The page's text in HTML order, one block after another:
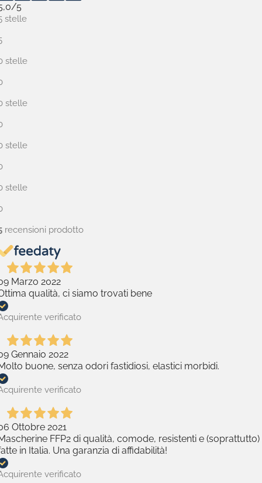
/5
stelle
stelle
stelle
stelle
stelle
recensioni prodotto
Marzo 2022
qualità, ci siamo trovati bene
verificato
Gennaio 2022
buone, senza odori fastidiosi, elastici morbidi.
verificato
Ottobre 2021
FFP2 di qualità, comode, resistenti e (soprattutto)
in Italia. Una garanzia di affidabilità!
verificato